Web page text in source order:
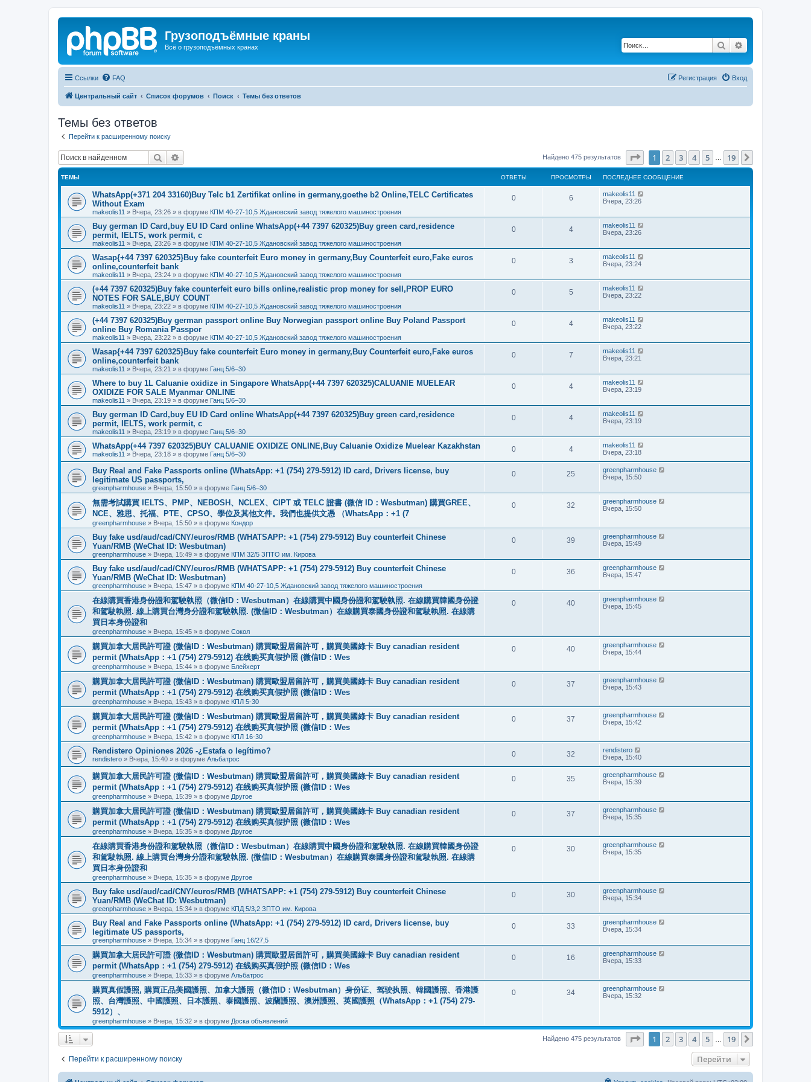
Грузоподъёмные краны
Всё о грузоподъёмных кранах Поиск
Ссылки FAQ Вход
Регистрация
Центральный сайт Список форумов Поиск Темы без ответов
Темы без ответов
Перейти к расширенному поиску
Поиск Найдено 475 результатов Страница1 из 19
1 2 3 4 5 19
ТЕМЫ ОТВЕТЫ ПРОСМОТРЫ ПОСЛЕДНЕЕ СООБЩЕНИЕ
WhatsApp(+371 204 33160)Buy Telc b1 Zertifikat online in germany,goethe b2 Online,TELC Certificates
Without Exam
makeolis11 » Вчера, 23:26 » в форуме КПМ 40-27-10,5 Ждановский завод тяжелого машиностроения
0 6
makeolis11
Вчера, 23:26
Buy german ID Card,buy EU ID Card online WhatsApp(+44 7397 620325)Buy green card,residence
permit, IELTS, work permit, c
makeolis11 » Вчера, 23:26 » в форуме КПМ 40-27-10,5 Ждановский завод тяжелого машиностроения
0 4
makeolis11
Вчера, 23:26
Wasap{+44 7397 620325}Buy fake counterfeit Euro money in germany,Buy Counterfeit euro,Fake euros
online,counterfeit bank
makeolis11 » Вчера, 23:24 » в форуме КПМ 40-27-10,5 Ждановский завод тяжелого машиностроения
0 3
makeolis11
Вчера, 23:24
(+44 7397 620325)Buy fake counterfeit euro bills online,realistic prop money for sell,PROP EURO
NOTES FOR SALE,BUY COUNT
makeolis11 » Вчера, 23:22 » в форуме КПМ 40-27-10,5 Ждановский завод тяжелого машиностроения
0 5
makeolis11
Вчера, 23:22
(+44 7397 620325)Buy german passport online Buy Norwegian passport online Buy Poland Passport
online Buy Romania Passpor
makeolis11 » Вчера, 23:22 » в форуме КПМ 40-27-10,5 Ждановский завод тяжелого машиностроения
0 4
makeolis11
Вчера, 23:22
Wasap{+44 7397 620325}Buy fake counterfeit Euro money in germany,Buy Counterfeit euro,Fake euros
online,counterfeit bank
makeolis11 » Вчера, 23:21 » в форуме Ганц 5/6–30
0 7
makeolis11
Вчера, 23:21
Where to buy 1L Caluanie oxidize in Singapore WhatsApp(+44 7397 620325)CALUANIE MUELEAR
OXIDIZE FOR SALE Myanmar ONLINE
makeolis11 » Вчера, 23:19 » в форуме Ганц 5/6–30
0 4
makeolis11
Вчера, 23:19
Buy german ID Card,buy EU ID Card online WhatsApp(+44 7397 620325)Buy green card,residence
permit, IELTS, work permit, c
makeolis11 » Вчера, 23:19 » в форуме Ганц 5/6–30
0 4
makeolis11
Вчера, 23:19
WhatsApp(+44 7397 620325)BUY CALUANIE OXIDIZE ONLINE,Buy Caluanie Oxidize Muelear Kazakhstan
makeolis11 » Вчера, 23:18 » в форуме Ганц 5/6–30
0 4
makeolis11
Вчера, 23:18
Buy Real and Fake Passports online (WhatsApp: +1 (754) 279-5912) ID card, Drivers license, buy
legitimate US passports,
greenpharmhouse » Вчера, 15:50 » в форуме Ганц 5/6–30
0 25
greenpharmhouse
Вчера, 15:50
無需考試購買 IELTS、PMP、NEBOSH、NCLEX、CIPT 或 TELC 證書 (微信 ID：Wesbutman) 購買GREE、
NCE、雅思、托福、PTE、CPSO、學位及其他文件。我們也提供文憑 （WhatsApp：+1 (7
greenpharmhouse » Вчера, 15:50 » в форуме Кондор
0 32
greenpharmhouse
Вчера, 15:50
Buy fake usd/aud/cad/CNY/euros/RMB (WHATSAPP: +1 (754) 279-5912) Buy counterfeit Chinese
Yuan/RMB (WeChat ID: Wesbutman)
greenpharmhouse » Вчера, 15:49 » в форуме КПМ 32/5 ЗПТО им. Кирова
0 39
greenpharmhouse
Вчера, 15:49
Buy fake usd/aud/cad/CNY/euros/RMB (WHATSAPP: +1 (754) 279-5912) Buy counterfeit Chinese
Yuan/RMB (WeChat ID: Wesbutman)
greenpharmhouse » Вчера, 15:47 » в форуме КПМ 40-27-10,5 Ждановский завод тяжелого машиностроения
0 36
greenpharmhouse
Вчера, 15:47
在線購買香港身份證和駕駛執照（微信ID：Wesbutman）在線購買中國身份證和駕駛執照. 在線購買韓國身份證
和駕駛執照. 線上購買台灣身分證和駕駛執照. (微信ID：Wesbutman）在線購買泰國身份證和駕駛執照. 在線購
買日本身份證和
greenpharmhouse » Вчера, 15:45 » в форуме Сокол
0 40
greenpharmhouse
Вчера, 15:45
購買加拿大居民許可證 (微信ID：Wesbutman) 購買歐盟居留許可，購買美國綠卡 Buy canadian resident
permit (WhatsApp：+1 (754) 279-5912) 在线购买真假护照 (微信ID：Wes
greenpharmhouse » Вчера, 15:44 » в форуме Блейхерт
0 40
greenpharmhouse
Вчера, 15:44
購買加拿大居民許可證 (微信ID：Wesbutman) 購買歐盟居留許可，購買美國綠卡 Buy canadian resident
permit (WhatsApp：+1 (754) 279-5912) 在线购买真假护照 (微信ID：Wes
greenpharmhouse » Вчера, 15:43 » в форуме КПЛ 5-30
0 37
greenpharmhouse
Вчера, 15:43
購買加拿大居民許可證 (微信ID：Wesbutman) 購買歐盟居留許可，購買美國綠卡 Buy canadian resident
permit (WhatsApp：+1 (754) 279-5912) 在线购买真假护照 (微信ID：Wes
greenpharmhouse » Вчера, 15:42 » в форуме КПЛ 16-30
0 37
greenpharmhouse
Вчера, 15:42
Rendistero Opiniones 2026 -¿Estafa o legítimo?
rendistero » Вчера, 15:40 » в форуме Альбатрос
0 32
rendistero
Вчера, 15:40
購買加拿大居民許可證 (微信ID：Wesbutman) 購買歐盟居留許可，購買美國綠卡 Buy canadian resident
permit (WhatsApp：+1 (754) 279-5912) 在线购买真假护照 (微信ID：Wes
greenpharmhouse » Вчера, 15:39 » в форуме Другое
0 35
greenpharmhouse
Вчера, 15:39
購買加拿大居民許可證 (微信ID：Wesbutman) 購買歐盟居留許可，購買美國綠卡 Buy canadian resident
permit (WhatsApp：+1 (754) 279-5912) 在线购买真假护照 (微信ID：Wes
greenpharmhouse » Вчера, 15:35 » в форуме Другое
0 37
greenpharmhouse
Вчера, 15:35
在線購買香港身份證和駕駛執照（微信ID：Wesbutman）在線購買中國身份證和駕駛執照. 在線購買韓國身份證
和駕駛執照. 線上購買台灣身分證和駕駛執照. (微信ID：Wesbutman）在線購買泰國身份證和駕駛執照. 在線購
買日本身份證和
greenpharmhouse » Вчера, 15:35 » в форуме Другое
0 30
greenpharmhouse
Вчера, 15:35
Buy fake usd/aud/cad/CNY/euros/RMB (WHATSAPP: +1 (754) 279-5912) Buy counterfeit Chinese
Yuan/RMB (WeChat ID: Wesbutman)
greenpharmhouse » Вчера, 15:34 » в форуме КПД 5/3,2 ЗПТО им. Кирова
0 30
greenpharmhouse
Вчера, 15:34
Buy Real and Fake Passports online (WhatsApp: +1 (754) 279-5912) ID card, Drivers license, buy
legitimate US passports,
greenpharmhouse » Вчера, 15:34 » в форуме Ганц 16/27,5
0 33
greenpharmhouse
Вчера, 15:34
購買加拿大居民許可證 (微信ID：Wesbutman) 購買歐盟居留許可，購買美國綠卡 Buy canadian resident
permit (WhatsApp：+1 (754) 279-5912) 在线购买真假护照 (微信ID：Wes
greenpharmhouse » Вчера, 15:33 » в форуме Альбатрос
0 16
greenpharmhouse
Вчера, 15:33
購買真假護照, 購買正品美國護照、加拿大護照（微信ID：Wesbutman）身份证、驾驶执照、韓國護照、香港護
照、台灣護照、中國護照、日本護照、泰國護照、波蘭護照、澳洲護照、英國護照（WhatsApp：+1 (754) 279-
5912）、
greenpharmhouse » Вчера, 15:32 » в форуме Доска объявлений
0 34
greenpharmhouse
Вчера, 15:32
Найдено 475 результатов Страница1 из 19
1 2 3 4 5 19
Перейти к расширенному поиску Перейти